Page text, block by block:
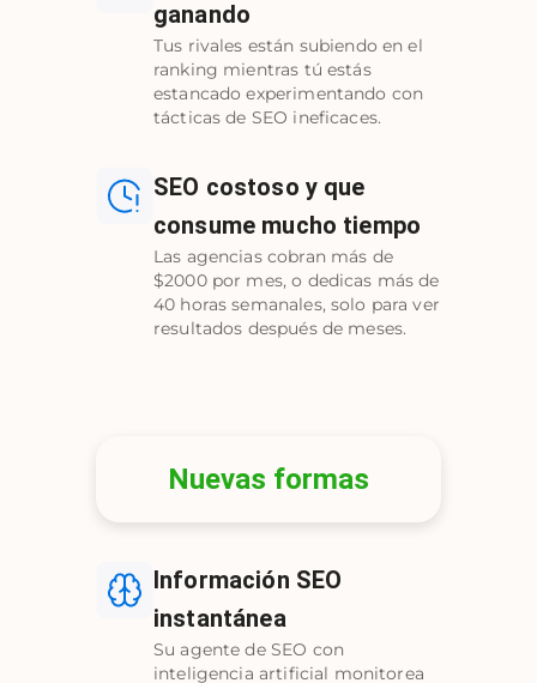
ganando
Tus rivales están subiendo en el
ranking mientras tú estás
estancado experimentando con
tácticas de SEO ineficaces.
SEO costoso y que
consume mucho tiempo
Las agencias cobran más de
$2000 por mes, o dedicas más de
40 horas semanales, solo para ver
resultados después de meses.
Nuevas formas
Información SEO
instantánea
Su agente de SEO con
inteligencia artificial monitorea